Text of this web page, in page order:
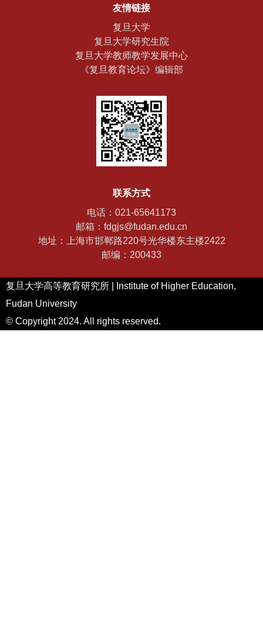
友情链接
复旦大学
复旦大学研究生院
复旦大学教师教学发展中心
《复旦教育论坛》编辑部
联系方式
电话：021-65641173
邮箱：fdgjs@fudan.edu.cn
地址：上海市邯郸路220号光华楼东主楼2422
邮编：200433
© Copyright 2024. All rights reserved.
复旦大学高等教育研究所 | Institute of Higher Education,
Fudan University